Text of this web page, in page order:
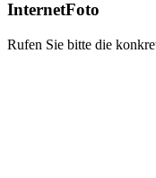
InternetFoto
Rufen Sie bitte die